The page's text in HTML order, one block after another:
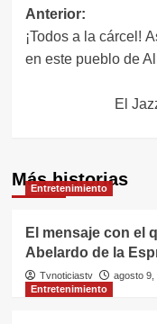
de
entradas
Anterior:
¡Todos a la cárcel!
en este pueblo de
El
Más historias
Entretenimiento
El mensaje con el
Abelardo de la
Tvnoticiastv
agosto 9,
Entretenimiento